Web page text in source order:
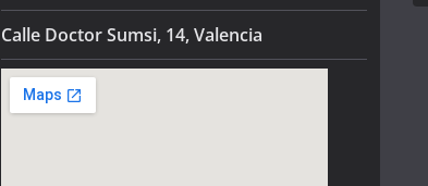
Calle Doctor Sumsi, 14, Valencia